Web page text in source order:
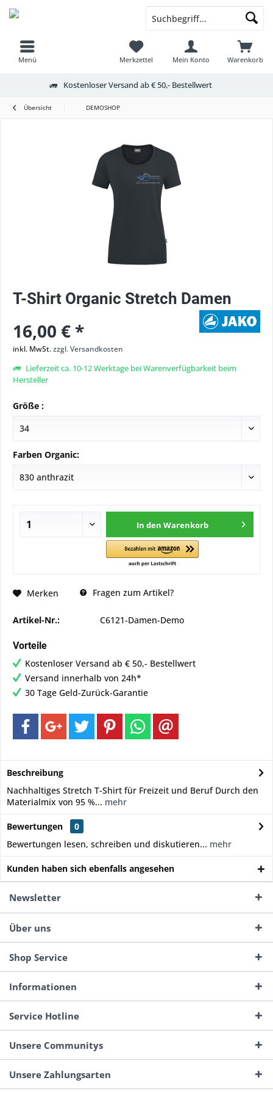
Menü Warenkorb
Merkzettel Mein Konto
Kostenloser Versand ab € 50,- Bestellwert
Übersicht DEMOSHOP
T-Shirt Organic Stretch Damen
16,00 € *
inkl. MwSt.zzgl. Versandkosten
Lieferzeit ca. 10-12 Werktage bei Warenverfügbarkeit beim
Hersteller
Größe :
Farben Organic:
In den Warenkorb
Merken Fragen zum Artikel?
Artikel-Nr.: C6121-Damen-Demo
Vorteile
Kostenloser Versand ab € 50,- Bestellwert
Versand innerhalb von 24h*
30 Tage Geld-Zurück-Garantie
Beschreibung
Nachhaltiges Stretch T-Shirt für Freizeit und Beruf Durch den
Materialmix von 95 %... mehr
Bewertungen
0
Bewertungen lesen, schreiben und diskutieren... mehr
Kunden haben sich ebenfalls angesehen
Newsletter
Über uns
Shop Service
Informationen
Service Hotline
Unsere Communitys
Unsere Zahlungsarten